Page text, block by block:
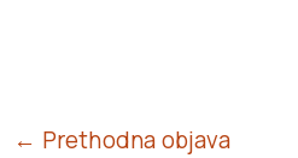
← Prethodna objava